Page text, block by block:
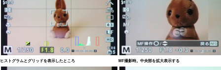
ヒストグラムとグリッドを表示したところ MF撮影時。中央部を拡大表示する